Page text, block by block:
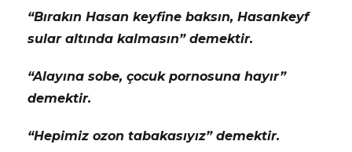
“Bırakın Hasan keyfine baksın, Hasankeyf
sular altında kalmasın” demektir.
“Alayına sobe, çocuk pornosuna hayır”
demektir.
“Hepimiz ozon tabakasıyız” demektir.